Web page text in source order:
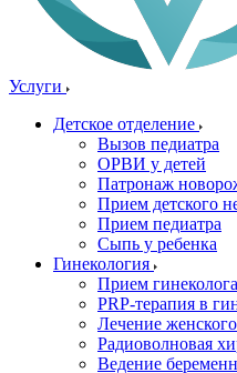
Услуги
Детское отделение
Вызов педиатра
ОРВИ у детей
Патронаж
Прием детского
Прием педиатра
Сыпь у ребенка
Гинекология
Прием гинеколога
PRP-терапия в
Лечение
Радиоволновая
Ведение